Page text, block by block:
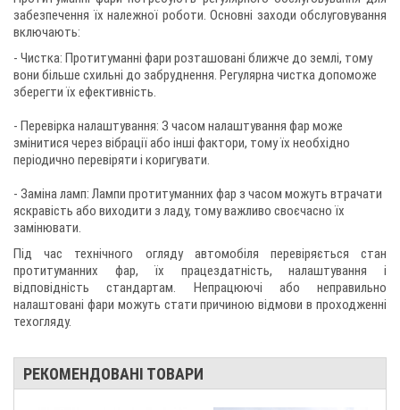
забезпечення їх належної роботи. Основні заходи обслуговування
включають:
- Чистка: Протитуманні фари розташовані ближче до землі, тому
вони більше схильні до забруднення. Регулярна чистка допоможе
зберегти їх ефективність.
- Перевірка налаштування: З часом налаштування фар може
змінитися через вібрації або інші фактори, тому їх необхідно
періодично перевіряти і коригувати.
- Заміна ламп: Лампи протитуманних фар з часом можуть втрачати
яскравість або виходити з ладу, тому важливо своєчасно їх
замінювати.
Під час технічного огляду автомобіля перевіряється стан
протитуманних фар, їх працездатність, налаштування і
відповідність стандартам. Непрацюючі або неправильно
налаштовані фари можуть стати причиною відмови в проходженні
техогляду.
РЕКОМЕНДОВАНІ ТОВАРИ